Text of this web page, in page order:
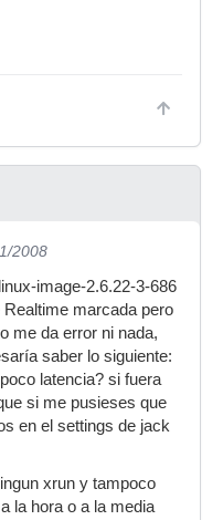
settings del servidor
2008
image-2.6.22-3-686
marcada pero
me da error ni nada,
saber lo siguiente:
latencia? si fuera
si me pusieses que
en el settings de jack
xrun y tampoco
la hora o a la media